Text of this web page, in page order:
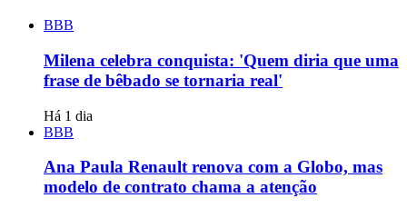
BBB
Milena celebra conquista: 'Quem diria que uma
frase de bêbado se tornaria real'
Há 1 dia
BBB
Ana Paula Renault renova com a Globo, mas
modelo de contrato chama a atenção